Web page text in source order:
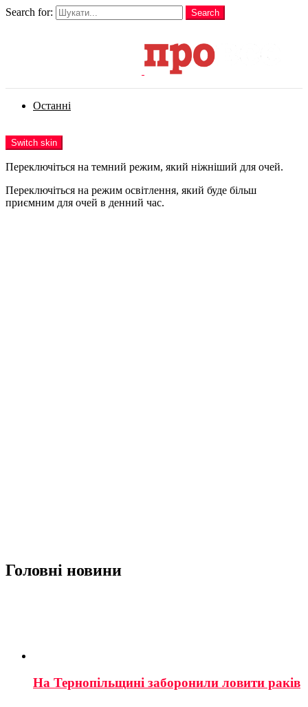
Search for:
Search
Останні
Switch skin
Переключіться на темний режим, який ніжніший для очей.
Переключіться на режим освітлення, який буде більш
приємним для очей в денний час.
Головні новини
На Тернопільщині заборонили ловити раків